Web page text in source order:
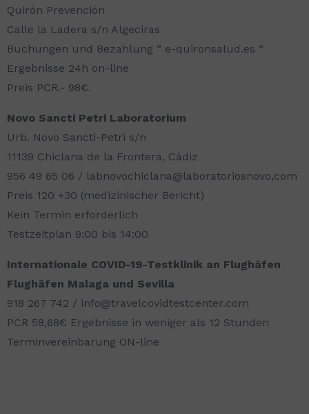
Quirón Prevención
Calle la Ladera s/n Algeciras
Buchungen und Bezahlung “ e-quironsalud.es “
Ergebnisse 24h on-line
Preis PCR.- 98€.
Novo Sancti Petri Laboratorium
Urb. Novo Sancti-Petri s/n
11139 Chiclana de la Frontera, Cádiz
956 49 65 06 / labnovochiclana@laboratoriosnovo,com
Preis 120 +30 (medizinischer Bericht)
Kein Termin erforderlich
Testzeitplan 9:00 bis 14:00
Internationale COVID-19-Testklinik an Flughäfen
Flughäfen Malaga und Sevilla
918 267 742 / info@travelcovidtestcenter.com
PCR 58,68€ Ergebnisse in weniger als 12 Stunden
Terminvereinbarung ON-line